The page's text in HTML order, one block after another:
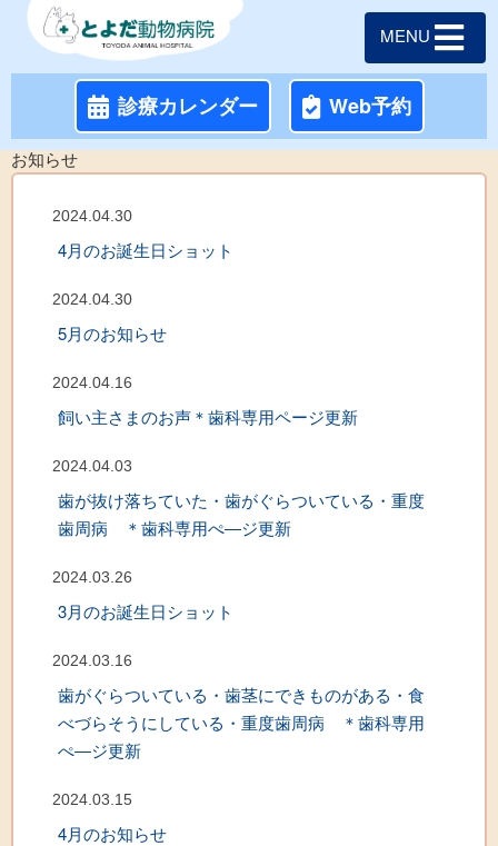
診療カレンダー Web予約
MENU
お知らせ
2024.04.30
4月のお誕生日ショット
2024.04.30
5月のお知らせ
2024.04.16
飼い主さまのお声＊歯科専用ページ更新
2024.04.03
歯が抜け落ちていた・歯がぐらついている・重度
歯周病 ＊歯科専用ぺ―ジ更新
2024.03.26
3月のお誕生日ショット
2024.03.16
歯がぐらついている・歯茎にできものがある・食
べづらそうにしている・重度歯周病 ＊歯科専用
ぺ―ジ更新
2024.03.15
4月のお知らせ